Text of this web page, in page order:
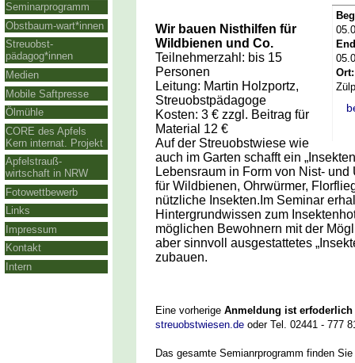
Seminarprogramm
Obstbaum-wart*innen
Streuobst-
pädagog*innen
Medien
Mobile Saftpresse
Ölmühle
CORE des Apfels
Kern internat. Projekt
Apfelstrauß-
wirtschaft in NRW
Fotowettbewerb
Links
Impressum
Kontakt
Intern
Ort:
Wir bauen Nisthilfen für
Wildbienen und Co.
Teilnehmerzahl: bis 15
Personen
Leitung: Martin Holzportz,
Streuobstpädagoge
Kosten: 3 € zzgl. Beitrag für
Material 12 €
Auf der Streuobstwiese wie
auch im Garten schafft ein
Lebensraum in Form von Nist-
für Wildbienen, Ohr­würmer,
nützliche Insekten.Im Seminar
Hintergrundwissen zum
möglichen Bewohnern mit der
aber sinnvoll ausgestattetes
zubauen.
Eine vorherige Anmeldung ist erfoderlich
streuobstwiesen.de oder Tel. 02441 - 777
Das gesamte Semianrprogramm finden Sie